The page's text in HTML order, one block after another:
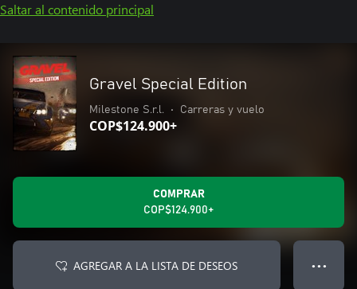
Saltar al contenido principal
Gravel Special Edition
Milestone S.r.l. • Carreras y vuelo
COP$124.900+
COMPRAR
COP$124.900+
AGREGAR A LA LISTA DE DESEOS ● ● ●